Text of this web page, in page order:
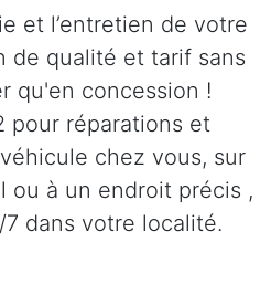
et l’entretien de votre
de qualité et tarif sans
qu'en concession !
pour réparations et
chez vous, sur
ou à un endroit précis ,
dans votre localité.